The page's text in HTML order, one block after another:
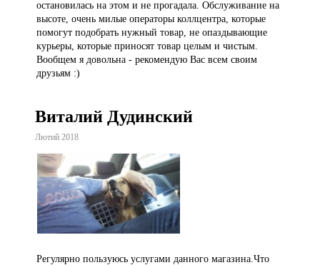
остановилась на этом и не прогадала. Обслуживание на
высоте, очень милые операторы коллцентра, которые
помогут подобрать нужный товар, не опаздывающие
курьеры, которые приносят товар целым и чистым.
Вообщем я довольна - рекомендую Вас всем своим
друзьям :)
Виталий Дудинский
Лютий 2018
Регулярно пользуюсь услугами данного магазина.Что